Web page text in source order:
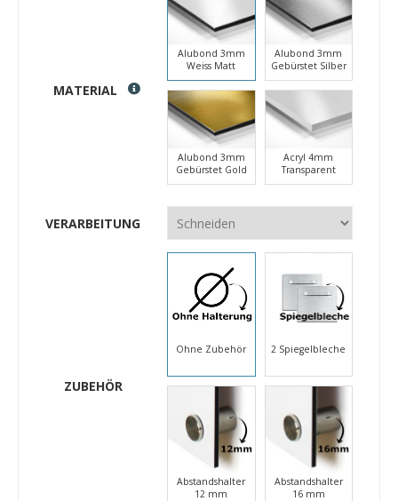
MATERIAL
Alubond 3mm
Weiss Matt
Alubond 3mm
Gebürstet Silber
Alubond 3mm
Gebürstet Gold
Acryl 4mm
Transparent
VERARBEITUNG
ZUBEHÖR
Ohne Zubehör 2 Spiegelbleche
Abstandshalter
12 mm
Abstandshalter
16 mm